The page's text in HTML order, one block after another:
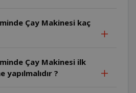
Çay Makinesi kaç
Çay Makinesi ilk
yapılmalıdır ?